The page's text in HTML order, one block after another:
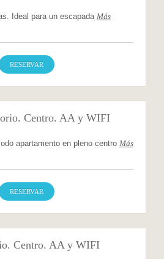
Ideal para un escapada Más
RESERVAR
Centro. AA y WIFI
apartamento en pleno centro Más
RESERVAR
Centro. AA y WIFI